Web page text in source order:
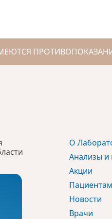
О
Анализы и
Акции
Пациентам
Новости
Врачи